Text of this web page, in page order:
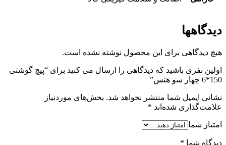
دیدگاهها
هیچ دیدگاهی برای این محصول نوشته نشده است.
اولین نفری باشید که دیدگاهی را ارسال می کنید برای “پیچ گوشتی
150*6 چهار سو هنس”
نشانی ایمیل شما منتشر نخواهد شد. بخش‌های موردنیاز
علامت‌گذاری شده‌اند *
امتیاز شما
دیدگاه شما *